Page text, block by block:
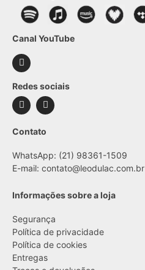
Canal YouTube
Redes sociais
Contato
WhatsApp: (21) 98361-1509
E-mail: contato@leodulac.com.br
Informações sobre a loja
Segurança
Política de privacidade
Política de cookies
Entregas